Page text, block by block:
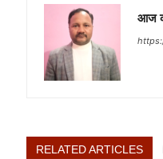
आज
RELATED ARTICLES